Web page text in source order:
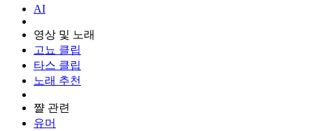
AI
영상 및 노래
고뇨 클립
타스 클립
노래 추천
쨜 관련
유머